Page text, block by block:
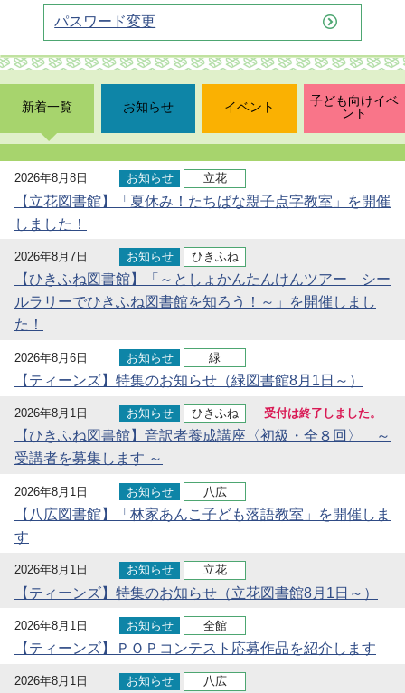
パスワード変更
新着一覧 お知らせ イベント
子ども向けイベ
ント
2026年8月8日 お知らせ 立花
【立花図書館】「夏休み！たちばな親子点字教室」を開催
しました！
2026年8月7日 お知らせ ひきふね
【ひきふね図書館】「～としょかんたんけんツアー シー
ルラリーでひきふね図書館を知ろう！～」を開催しまし
た！
2026年8月6日 お知らせ 緑
【ティーンズ】特集のお知らせ（緑図書館8月1日～）
2026年8月1日 お知らせ ひきふね 受付は終了しました。
【ひきふね図書館】音訳者養成講座〈初級・全８回〉 ～
受講者を募集します ～
2026年8月1日 お知らせ 八広
【八広図書館】「林家あんこ子ども落語教室」を開催しま
す
2026年8月1日 お知らせ 立花
【ティーンズ】特集のお知らせ（立花図書館8月1日～）
2026年8月1日 お知らせ 全館
【ティーンズ】ＰＯＰコンテスト応募作品を紹介します
2026年8月1日 お知らせ 八広